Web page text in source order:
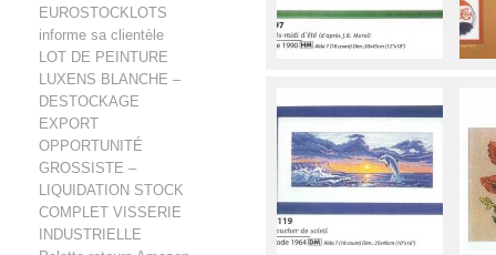
EUROSTOCKLOTS
informe sa clientèle
LOT DE PEINTURE
LUXENS BLANCHE –
DESTOCKAGE
EXPORT
OPPORTUNITÉ
GROSSISTE –
LIQUIDATION STOCK
COMPLET VISSERIE
INDUSTRIELLE